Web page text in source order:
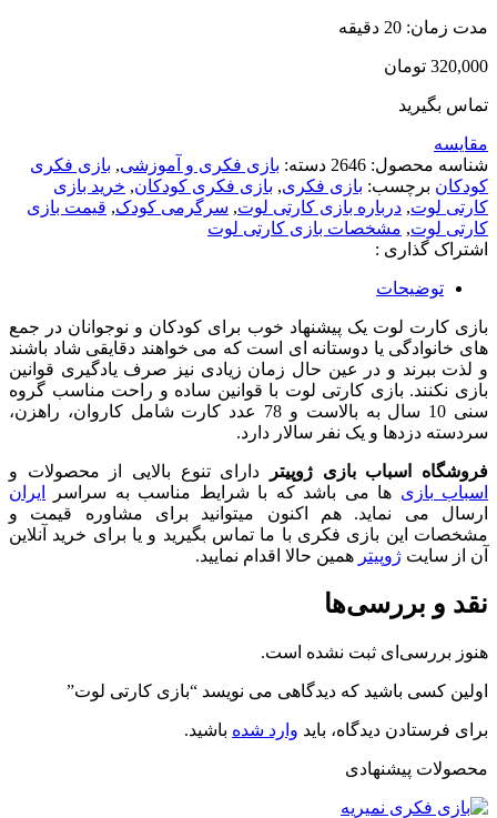
مدت زمان: 20 دقیقه
320,000 تومان
تماس بگیرید
مقایسه
شناسه محصول: 2646 دسته: بازی فکری و آموزشی, بازی فکری
کودکان برچسب: بازی فکری, بازی فکری کودکان, خرید بازی
کارتی لوت, درباره بازی کارتی لوت, سرگرمی کودک, قیمت بازی
کارتی لوت, مشخصات بازی کارتی لوت
اشتراک گذاری :
توضیحات
بازی کارت لوت یک پیشنهاد خوب برای کودکان و نوجوانان در جمع
های خانوادگی یا دوستانه ای است که می خواهند دقایقی شاد باشند
و لذت ببرند و در عین حال زمان زیادی نیز صرف یادگیری قوانین
بازی نکنند. بازی کارتی لوت با قوانین ساده و راحت مناسب گروه
سنی 10 سال به بالاست و 78 عدد کارت شامل کاروان، راهزن،
سردسته دزدها و یک نفر سالار دارد.
فروشگاه اسباب بازی ژوپیتر
دارای تنوع بالایی از محصولات و
اسباب بازی ها می باشد که با شرایط مناسب به سراسر
ایران
ارسال می نماید. هم اکنون میتوانید برای مشاوره قیمت و
مشخصات این بازی فکری با ما تماس بگیرید و یا برای خرید آنلاین
آن از سایت ژوپیتر همین حالا اقدام نمایید.
نقد و بررسی‌ها
هنوز بررسی‌ای ثبت نشده است.
اولین کسی باشید که دیدگاهی می نویسد “بازی کارتی لوت”
برای فرستادن دیدگاه، باید وارد شده باشید.
محصولات پیشنهادی